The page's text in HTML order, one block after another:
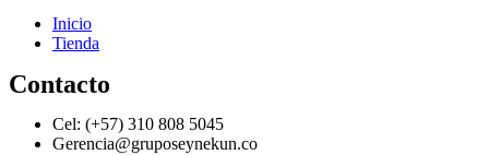
Inicio
Tienda
Contacto
Cel: (+57) 310 808 5045
Gerencia@gruposeynekun.co